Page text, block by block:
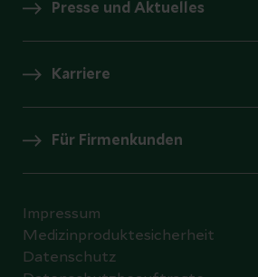
Presse und Aktuelles
Karriere
Für Firmenkunden
Impressum
Medizinproduktesicherheit
Datenschutz